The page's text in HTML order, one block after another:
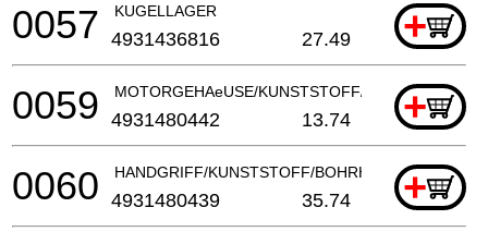
KUGELLAGER +
0057 4931436816 27.49
MOTORGEHAeUSE/KUNSTSTOFF/BOHRHAMMER
+
0059 4931480442 13.74
HANDGRIFF/KUNSTSTOFF/BOHRHAMMER
+
0060 4931480439 35.74